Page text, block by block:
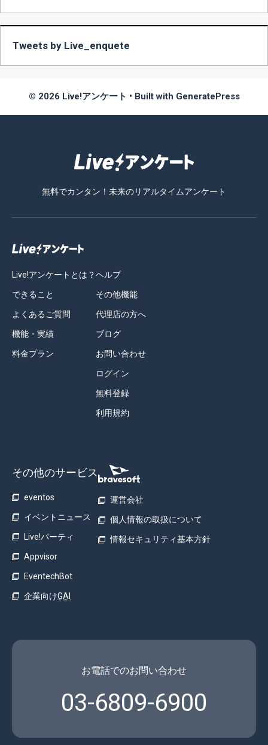
Tweets by Live_enquete
© 2026 Live!アンケート • Built with GeneratePress
無料でカンタン！未来のリアルタイムアンケート
Live!アンケートとは？
できること
よくあるご質問
機能・実績
料金プラン
ヘルプ
その他機能
代理店の方へ
ブログ
お問い合わせ
ログイン
無料登録
利用規約
その他のサービス
eventos
イベントニュース
Live!パーティ
Appvisor
EventechBot
企業向けGAI
運営会社
個人情報の取扱について
情報セキュリティ基本方針
お電話でのお問い合わせ
03-6809-6900